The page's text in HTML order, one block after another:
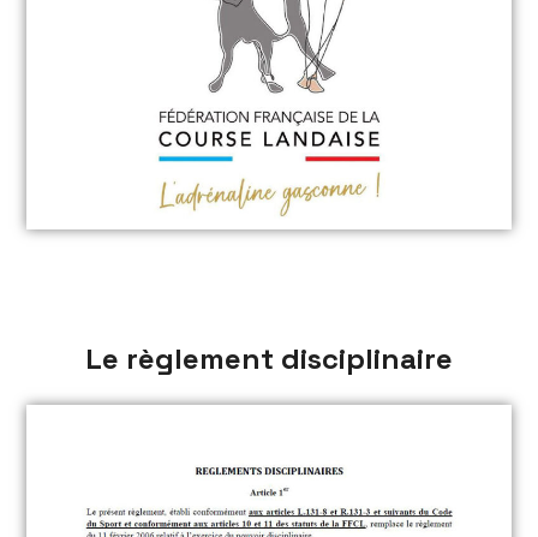
Le règlement disciplinaire